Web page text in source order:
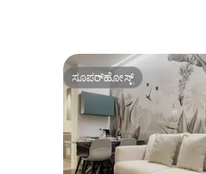
ಸೂಪರ್‌ಹೋಸ್ಟ್
ಸೂಪರ್‌ಹೋಸ್ಟ್